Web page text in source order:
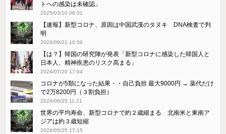
トへの感染は未確認」
2025/03/10 08:31
【速報】新型コロナ、原因は中国武漢のタヌキ DNA検査で判
明
2024/09/21 10:50
【は？】韓国の研究陣が発表「新型コロナに感染した韓国人と
日本人、精神疾患のリスク高まる」
2024/07/20 17:04
コロナが5類になった結果・・自己負担 最大9000円 → 薬代だけ
で2万8200円（３割負担）
2024/06/25 11:21
世界の平均寿命、新型コロナで約２歳縮まる 北南米と東南ア
ジアは約３歳短縮
2024/05/25 17:15